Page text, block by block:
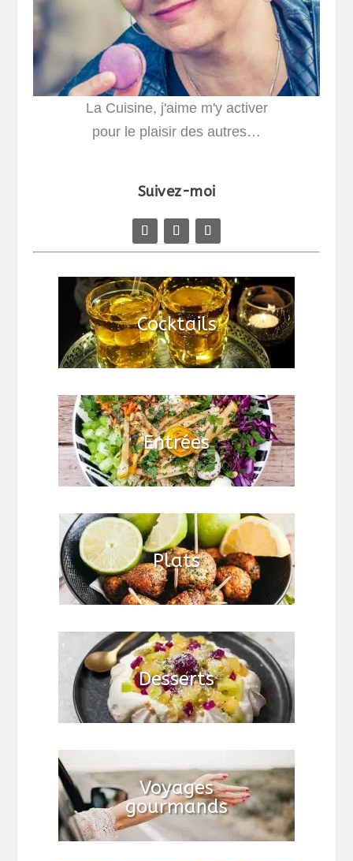
La Cuisine, j'aime m'y activer
pour le plaisir des autres…
Suivez-moi